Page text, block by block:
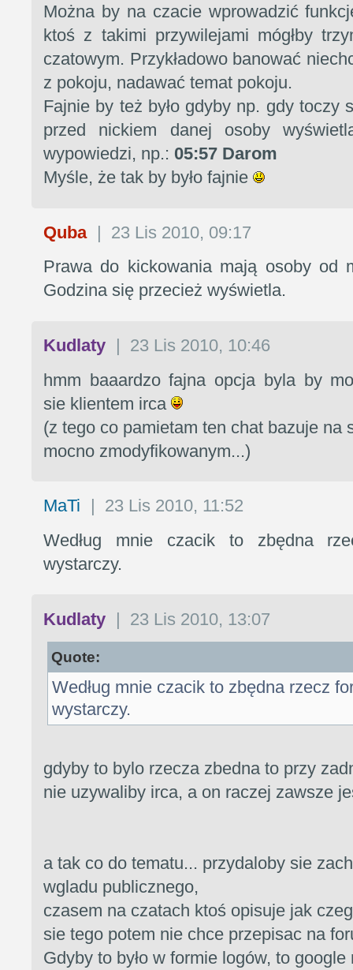
Można by na czacie wprowadzić
ktoś z takimi przywilejami mógłby
czatowym. Przykładowo banować
z pokoju, nadawać temat pokoju.
Fajnie by też było gdyby np. gdy toczy
przed nickiem danej osoby
wypowiedzi, np.: 05:57 Darom
Myśle, że tak by było fajnie
Quba | 23 Lis 2010, 09:17
Prawa do kickowania mają osoby od
Godzina się przecież wyświetla.
Kudlaty
23 Lis 2010, 10:46
hmm baaardzo fajna opcja byla by
sie klientem irca
(z tego co pamietam ten chat bazuje na
mocno zmodyfikowanym...)
MaTi
23 Lis 2010, 11:52
Według mnie czacik to zbędna
wystarczy.
Kudlaty | 23 Lis 2010, 13:07
Quote:
Według mnie czacik to zbędna rzecz
wystarczy.
gdyby to bylo rzecza zbedna to przy
nie uzywaliby irca, a on raczej zawsze
a tak co do tematu... przydaloby sie
wgladu publicznego,
czasem na czatach ktoś opisuje jak
sie tego potem nie chce przepisac na
Gdyby to było w formie logów, to